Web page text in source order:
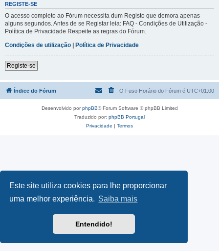
Este site utiliza cookies para lhe proporcionar
uma melhor experiência. Saiba mais
Entendido!
REGISTE-SE
O acesso completo ao Fórum necessita dum Registo que demora apenas
alguns segundos. Antes de se Registar leia: FAQ - Condições de Utilização -
Política de Privacidade Respeite as regras do Fórum.
Condições de utilização | Política de Privacidade
Registe-se
Índice do Fórum O Fuso Horário do Fórum é UTC+01:00
Desenvolvido porphpBB® Forum Software © phpBB Limited
Traduzido por: phpBB Portugal
Privacidade | Termos